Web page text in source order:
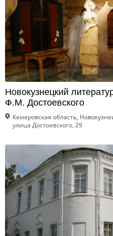
Новокузнецкий
Ф.М. Достоевского
Кемеровская область,
улица Достоевского, 29